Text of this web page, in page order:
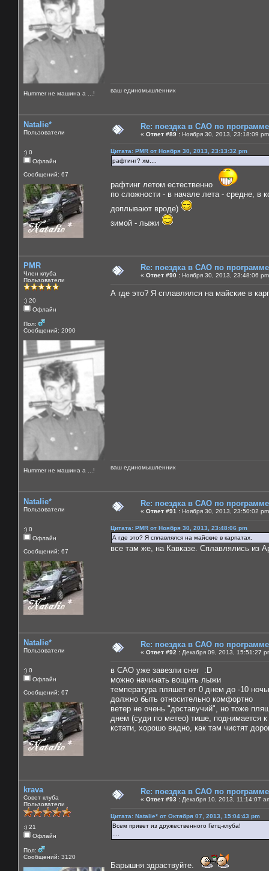
Нummer не машина а ...! ваш единомышленник
Natalie*
Пользователи
:) 0
Офлайн
Сообщений: 67
Re: поездка в САО по
« Ответ #89 : Ноября 30, 2013, 23:18:09
Цитата: PMR от Ноября 30, 2013, 23:13:32 pm
рафтинг? хм....
рафтинг летом естественно
по сложности - в начале лета - средне, в
доплывают вроде)
зимой - лыжи
PMR
Член клуба
Пользователи
:) 20
Офлайн
Пол:
Сообщений: 2090
Нummer не машина а ...!
Re: поездка в САО по
« Ответ #90 : Ноября 30, 2013, 23:48:06
А где это? Я сплавлялся на майские в
ваш единомышленник
Natalie*
Пользователи
:) 0
Офлайн
Сообщений: 67
Re: поездка в САО по
« Ответ #91 : Ноября 30, 2013, 23:50:02
Цитата: PMR от Ноября 30, 2013, 23:48:06 pm
А где это? Я сплавлялся на майские в карпатах.
все там же, на Кавказе. Сплавлялись из
Natalie*
Пользователи
:) 0
Офлайн
Сообщений: 67
Re: поездка в САО по
« Ответ #92 : Декабря 09, 2013, 15:51:27
в САО уже завезли снег :D
можно начинать вощить лыжи
температура пляшет от 0 днем до -10
должно быть относительно комфортно
ветер не очень "доставучий", но тоже
днем (судя по метео) тише, поднимается
кстати, хорошо видно, как там чистят
krava
Совет клуба
Пользователи
:) 21
Офлайн
Пол:
Сообщений: 3120
Re: поездка в САО по
« Ответ #93 : Декабря 10, 2013, 11:14:07
Цитата: Natalie* от Октября 07, 2013, 15:04:43 pm
Всем привет из дружественного Гетц-клуба!
Барышня здраствуйте.